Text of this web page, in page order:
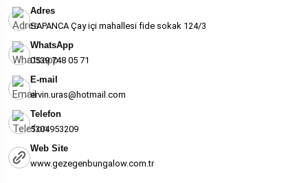
Adres
SAPANCA Çay içi mahallesi fide sokak 124/3
WhatsApp
0539 748 05 71
E-mail
ervin.uras@hotmail.com
Telefon
5304953209
Web Site
www.gezegenbungalow.com.tr